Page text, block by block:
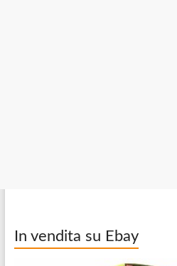
In vendita su Ebay